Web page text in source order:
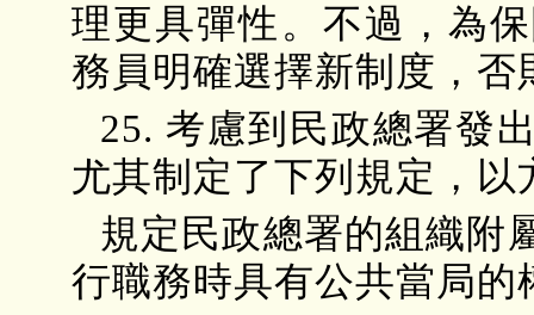
理更具彈性。不過，為
務員明確選擇新制度，
25. 考慮到民政總署發
尤其制定了下列規定，
規定民政總署的組織附
行職務時具有公共當局的